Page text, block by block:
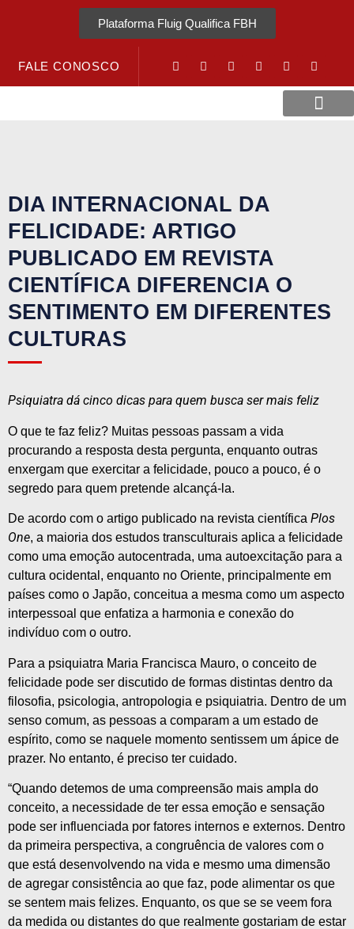
Plataforma Fluig Qualifica FBH
FALE CONOSCO
DIA INTERNACIONAL DA
FELICIDADE: ARTIGO
PUBLICADO EM REVISTA
CIENTÍFICA DIFERENCIA O
SENTIMENTO EM DIFERENTES
CULTURAS
Psiquiatra dá cinco dicas para quem busca ser mais feliz
O que te faz feliz? Muitas pessoas passam a vida
procurando a resposta desta pergunta, enquanto outras
enxergam que exercitar a felicidade, pouco a pouco, é o
segredo para quem pretende alcançá-la.
De acordo com o artigo publicado na revista científica Plos
One, a maioria dos estudos transculturais aplica a felicidade
como uma emoção autocentrada, uma autoexcitação para a
cultura ocidental, enquanto no Oriente, principalmente em
países como o Japão, conceitua a mesma como um aspecto
interpessoal que enfatiza a harmonia e conexão do
indivíduo com o outro.
Para a psiquiatra Maria Francisca Mauro, o conceito de
felicidade pode ser discutido de formas distintas dentro da
filosofia, psicologia, antropologia e psiquiatria. Dentro de um
senso comum, as pessoas a comparam a um estado de
espírito, como se naquele momento sentissem um ápice de
prazer. No entanto, é preciso ter cuidado.
“Quando detemos de uma compreensão mais ampla do
conceito, a necessidade de ter essa emoção e sensação
pode ser influenciada por fatores internos e externos. Dentro
da primeira perspectiva, a congruência de valores com o
que está desenvolvendo na vida e mesmo uma dimensão
de agregar consistência ao que faz, pode alimentar os que
se sentem mais felizes. Enquanto, os que se se veem fora
da medida ou distantes do que realmente gostariam de estar